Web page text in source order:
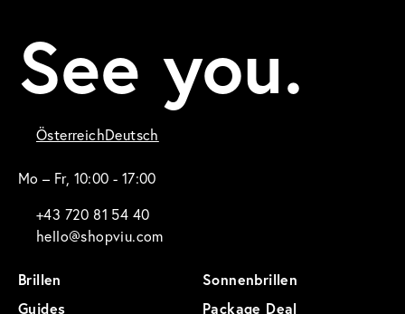
See you.
ÖsterreichDeutsch
Mo – Fr, 10:00 - 17:00
+43 720 81 54 40
hello@shopviu.com
Brillen
Sonnenbrillen
Guides
Package Deal